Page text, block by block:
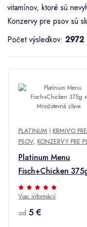
vitamínov, ktoré sú
Konzervy pre psov sú
Počet výsledkov: 2972
PLATINUM | KRMIVO PRE
PSOV, KONZERVY PRE
Platinum Menu
Fisch+Chicken
Množstevná zľava
Viac informácií
od 5 €